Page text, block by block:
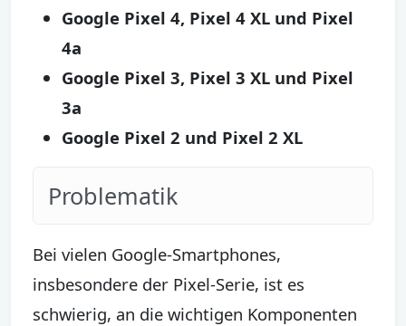
Google Pixel 4, Pixel 4 XL und Pixel
4a
Google Pixel 3, Pixel 3 XL und Pixel
3a
Google Pixel 2 und Pixel 2 XL
Problematik
Bei vielen Google-Smartphones,
insbesondere der Pixel-Serie, ist es
schwierig, an die wichtigen Komponenten